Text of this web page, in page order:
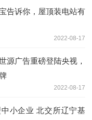
告诉你，屋顶装电站有
2022-08-17
源广告重磅登陆央视，
2022-08-17
小企业 北交所辽宁基